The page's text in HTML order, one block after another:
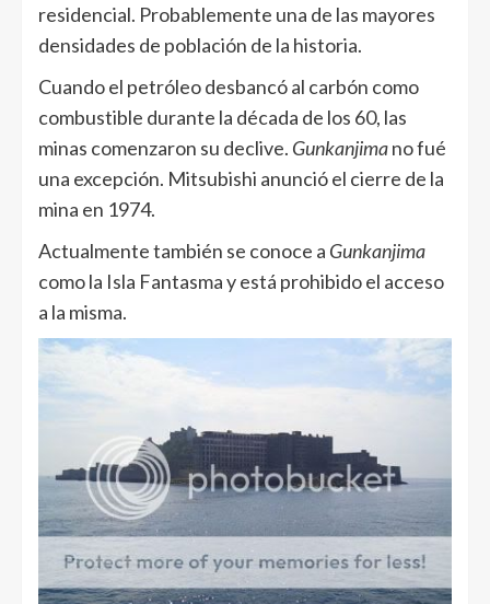
residencial. Probablemente una de las mayores
densidades de población de la historia.
Cuando el petróleo desbancó al carbón como
combustible durante la década de los 60, las
minas comenzaron su declive. Gunkanjimano fué
una excepción. Mitsubishi anunció el cierre de la
mina en 1974.
Actualmente también se conoce a Gunkanjima
como la Isla Fantasma y está prohibido el acceso
a la misma.